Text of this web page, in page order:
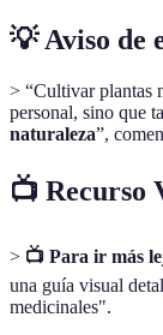
💡 Aviso de
> “Cultivar plantas
personal, sino que
naturaleza”,
📺 Recurso
> 📺 Para ir más
una guía visual
medicinales".